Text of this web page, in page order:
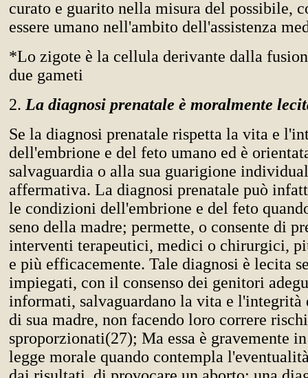
curato e guarito nella misura del possibile,
essere umano nell'ambito dell'assistenza
*Lo zigote è la cellula derivante dalla
due gameti
2. La diagnosi prenatale è moralmente
Se la diagnosi prenatale rispetta la vita e
dell'embrione e del feto umano ed è
salvaguardia o alla sua guarigione
affermativa. La diagnosi prenatale può
le condizioni dell'embrione e del feto
seno della madre; permette, o consente di
interventi terapeutici, medici o chirurgici,
e più efficacemente. Tale diagnosi è lecita
impiegati, con il consenso dei genitori
informati, salvaguardano la vita e l'integrità
di sua madre, non facendo loro correre rischi
sproporzionati(27); Ma essa è gravemente
legge morale quando contempla